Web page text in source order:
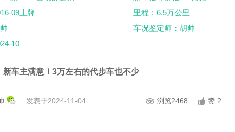
09上牌
10
里程：6.5万公里
车况鉴定师：胡帅
新车主满意！3万左右的代步车也不少
发表于2024-11-04 赞 2
浏览2468